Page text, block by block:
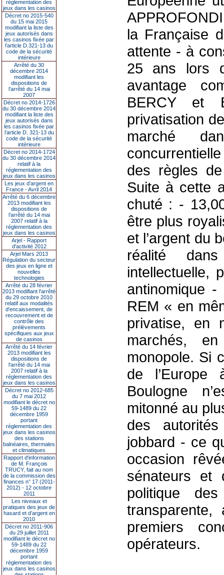
réglementation des
jeux dans les casinos
Décret no 2015-540
du 15 mai 2015
modifiant la liste des
jeux autorisés dans
les casinos fixée par
l’article D.321-13 du
code de la sécurité
intérieure
Arrêté du 30
décembre 2014
modifiant les
dispositions de
l’arrêté du 14 mai
2007
Décret no 2014-1726
du 30 décembre 2014
modifiant la liste des
jeux autorisés dans
les casinos fixée par
l’article D. 321-13 du
code de la sécurité
intérieure
Décret no 2014-1724
du 30 décembre 2014
relatif à la
réglementation des
jeux dans les casinos
Les jeux d’argent en
France - Avril 2014
Arrêté du 6 décembre
2013 modifiant les
dispositions de
l’arrêté du 14 mai
2007 relatif à la
réglementation des
jeux dans les casinos
Arjel - Rapport
d'activité 2012
Arjel Mars 2013
Régulation du secteur
des jeux en ligne et
nouvelles
technologies
Arrêté du 28 février
2013 modifiant l'arrêté
du 29 octobre 2010
relatif aux modalités
d'encaissement, de
recouvrement et de
contrôle des
prélèvements
spécifiques aux jeux
de casinos
Arrêté du 14 février
2013 modifiant les
dispositions de
l'arrêté du 14 mai
2007 relatif à la
réglementation des
jeux dans les casinos
Décret no 2012-685
du 7 mai 2012
modifiant le décret no
59-1489 du 22
décembre 1959
portant
réglementation des
jeux dans les casinos
des stations
balnéaires, thermales
et climatiques
Rapport d'information
de M. François
TRUCY, fait au nom
de la commission des
finances n° 17 (2011-
2012) - 12 octobre
2011
Les niveaux et
pratiques des jeux de
hasard et d’argent en
2010
Décret no 2011-906
du 29 juillet 2011
modifiant le décret no
59-1489 du 22
décembre 1959
portant
réglementation des
jeux dans les casinos
la Française
attente - à
25 ans lors
avantage
BERCY et
privatisation
marché
des règles de
Suite à cette
chuté : -
être plus
et l’argent du
réalité
intellectuelle,
antinomique
REM « en
privatise, en
marchés,
monopole. Si
de l’Europe
Boulogne
mitonné au
des
jobbard - ce
occasion
sénateurs et
politique
premiers
opérateurs.